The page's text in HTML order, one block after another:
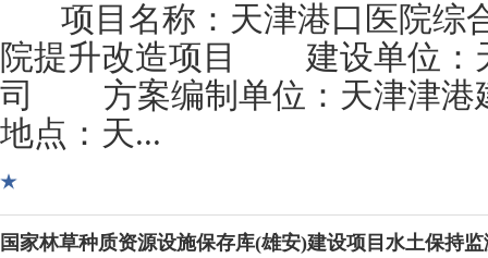
项目名称：天津港口医院综
院提升改造项目 建设单位：
司 方案编制单位：天津津
地点：天...
国家林草种质资源设施保存库(雄安)建设项目水土保持